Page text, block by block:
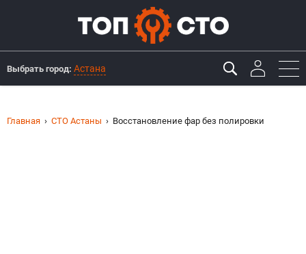
Выбрать город: Астана
Главная СТО Астаны Восстановление фар без полировки